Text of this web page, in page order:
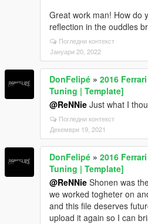
Great work man! How do
reflection in the ouddles
Погледни контекст
Јануари 20, 2022
DonFelipé » 2016
Tuning | Template]
@ReNNie Just what I
Погледни контекст
Декември 19, 2021
DonFelipé » 2016
Tuning | Template]
@ReNNie Shonen was
we worked togheter on
and this file deserves
upload it again so I can